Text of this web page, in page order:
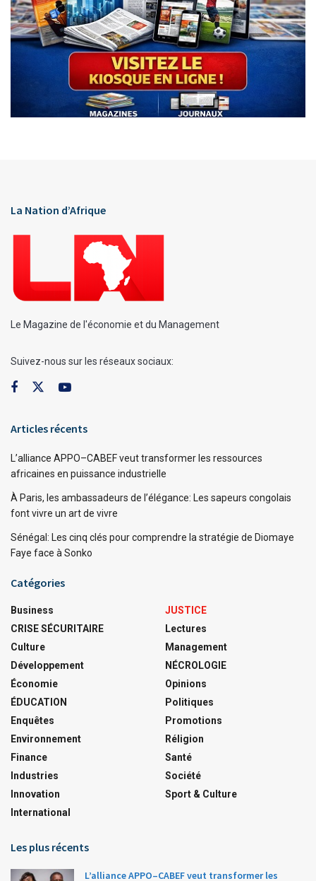
La Nation d’Afrique
Le Magazine de l'économie et du Management
Suivez-nous sur les réseaux sociaux:
Articles récents
L’alliance APPO–CABEF veut transformer les ressources
africaines en puissance industrielle
À Paris, les ambassadeurs de l’élégance: Les sapeurs congolais
font vivre un art de vivre
Sénégal: Les cinq clés pour comprendre la stratégie de Diomaye
Faye face à Sonko
Catégories
Business
CRISE SÉCURITAIRE
Culture
Développement
Économie
ÉDUCATION
Enquêtes
Environnement
Finance
Industries
Innovation
International
JUSTICE
Lectures
Management
NÉCROLOGIE
Opinions
Politiques
Promotions
Réligion
Santé
Société
Sport & Culture
Les plus récents
L’alliance APPO–CABEF veut transformer les